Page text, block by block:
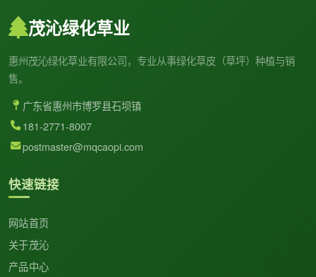
茂沁绿化草业
惠州茂沁绿化草业有限公司，专业从事绿化草皮（草坪）种植与销
售。
广东省惠州市博罗县石坝镇
181-2771-8007
postmaster@mqcaopi.com
快速链接
网站首页
关于茂沁
产品中心